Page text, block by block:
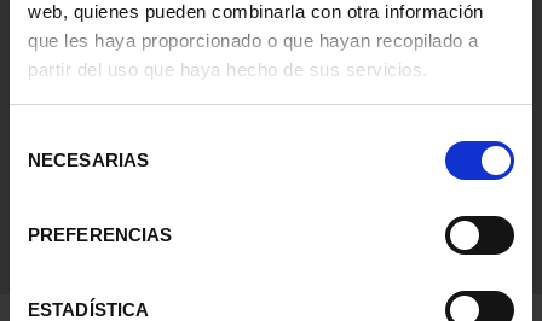
web, quienes pueden combinarla con otra información
que les haya proporcionado o que hayan recopilado a
partir del uso que haya hecho de sus servicios.
NECESARIAS
PREFERENCIAS
ESTADÍSTICA
Condiciones Legales